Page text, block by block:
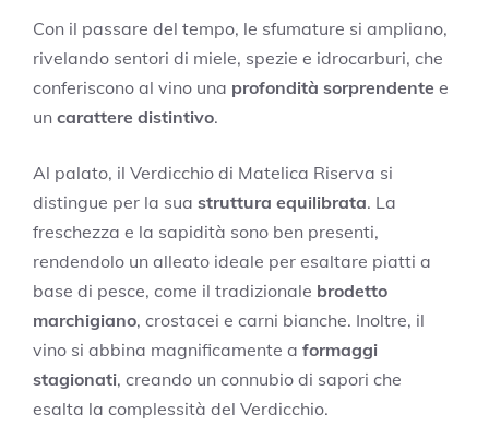
Con il passare del tempo, le sfumature si ampliano,
rivelando sentori di miele, spezie e idrocarburi, che
conferiscono al vino una profondità sorprendente e
un carattere distintivo.
Al palato, il Verdicchio di Matelica Riserva si
distingue per la sua struttura equilibrata. La
freschezza e la sapidità sono ben presenti,
rendendolo un alleato ideale per esaltare piatti a
base di pesce, come il tradizionale brodetto
marchigiano, crostacei e carni bianche. Inoltre, il
vino si abbina magnificamente a formaggi
stagionati, creando un connubio di sapori che
esalta la complessità del Verdicchio.